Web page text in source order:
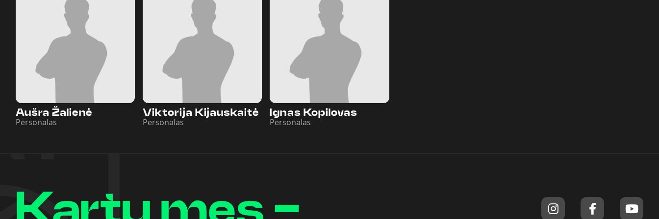
Aušra Žalienė
Personalas
Viktorija Kijauskaitė
Personalas
Ignas Kopilovas
Personalas